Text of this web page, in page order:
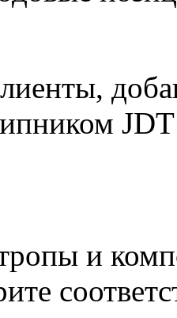
и